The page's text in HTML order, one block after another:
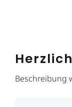
Beschreibung